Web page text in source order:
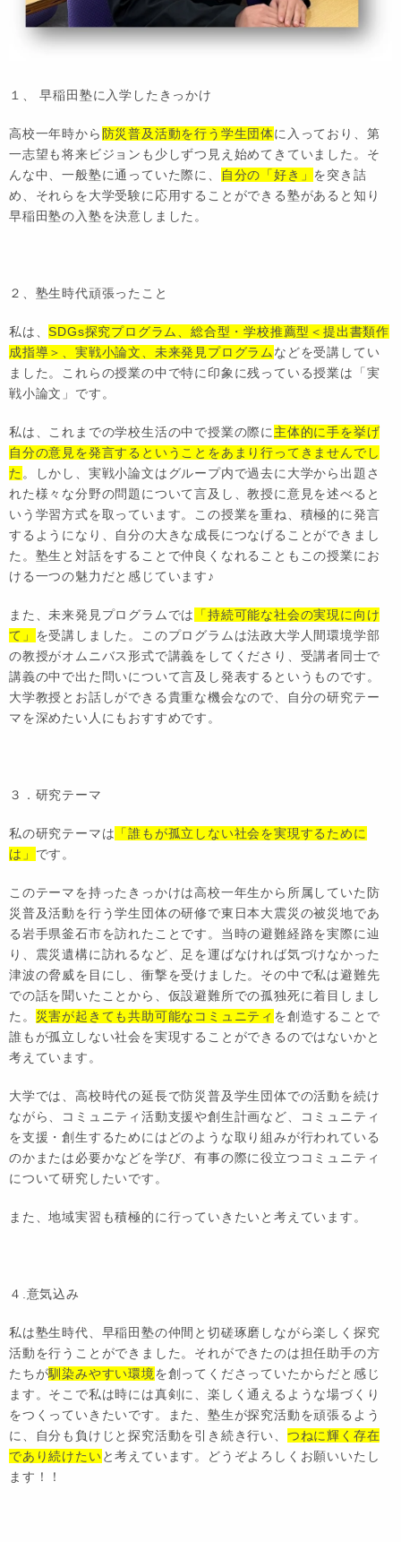
１、 早稲田塾に入学したきっかけ
高校一年時から 防災普及活動を行う学生団体に入っており、第
一志望も将来ビジョンも少しずつ見え始めてきていました。そ
んな中、一般塾に通っていた際に、
自分の「好き」 を突き詰
め、それらを大学受験に応用することができる塾があると知り
早稲田塾の入塾を決意しました。
２、塾生時代頑張ったこと
私は、 SDGs探究プログラム、総合型・学校推薦型＜提出書類作
成指導＞、実戦小論文、未来発見プログラム などを受講してい
ました。これらの授業の中で特に印象に残っている授業は「実
戦小論文」です。
私は、これまでの学校生活の中で授業の際に 主体的に手を挙げ
自分の意見を発言するということをあまり行ってきませんでし
た 。しかし、実戦小論文はグループ内で過去に大学から出題さ
れた様々な分野の問題について言及し、教授に意見を述べると
いう学習方式を取っています。この授業を重ね、積極的に発言
するようになり、自分の大きな成長につなげることができまし
た。塾生と対話をすることで仲良くなれることもこの授業にお
ける一つの魅力だと感じています♪
また、未来発見プログラムでは
「持続可能な社会の実現に向け
て」 を受講しました。このプログラムは法政大学人間環境学部
の教授がオムニバス形式で講義をしてくださり、受講者同士で
講義の中で出た問いについて言及し発表するというものです。
大学教授とお話しができる貴重な機会なので、自分の研究テー
マを深めたい人にもおすすめです。
３．研究テーマ
私の研究テーマは 「誰もが孤立しない社会を実現するために
は」 です。
このテーマを持ったきっかけは高校一年生から所属していた防
災普及活動を行う学生団体の研修で東日本大震災の被災地であ
る岩手県釜石市を訪れたことです。当時の避難経路を実際に辿
り、震災遺構に訪れるなど、足を運ばなければ気づけなかった
津波の脅威を目にし、衝撃を受けました。その中で私は避難先
での話を聞いたことから、仮設避難所での孤独死に着目しまし
た。 災害が起きても共助可能なコミュニティ を創造することで
誰もが孤立しない社会を実現することができるのではないかと
考えています。
大学では、高校時代の延長で防災普及学生団体での活動を続け
ながら、コミュニティ活動支援や創生計画など、コミュニティ
を支援・創生するためにはどのような取り組みが行われている
のかまたは必要かなどを学び、有事の際に役立つコミュニティ
について研究したいです。
また、地域実習も積極的に行っていきたいと考えています。
４.意気込み
私は塾生時代、早稲田塾の仲間と切磋琢磨しながら楽しく探究
活動を行うことができました。それができたのは担任助手の方
たちが馴染みやすい環境を創ってくださっていたからだと感じ
ます。そこで私は時には真剣に、楽しく通えるような場づくり
をつくっていきたいです。また、塾生が探究活動を頑張るよう
に、自分も負けじと探究活動を引き続き行い、 つねに輝く存在
であり続けたい と考えています。どうぞよろしくお願いいたし
ます！！